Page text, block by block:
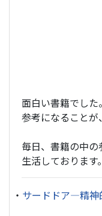
面白い書籍でした。
参考になることが
毎日、書籍の中
生活しております。
・ サードドア―精神